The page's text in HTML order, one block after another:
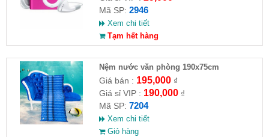
Mã SP: 2946
Xem chi tiết
Tạm hết hàng
Nệm nước văn phòng 190x75cm
Giá bán : 195,000₫
Giá sỉ VIP : 190,000₫
Mã SP: 7204
Xem chi tiết
Giỏ hàng